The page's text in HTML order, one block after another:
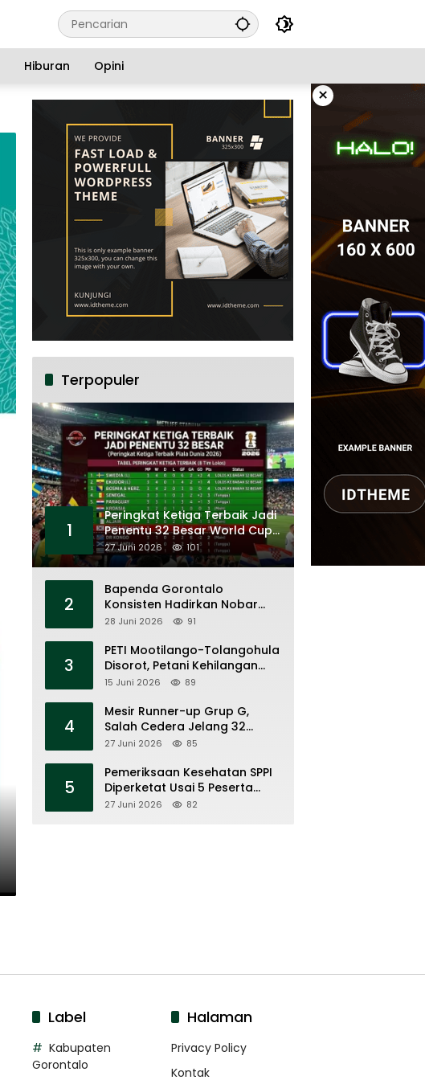
Hiburan Opini
×
Terpopuler
1
Peringkat Ketiga Terbaik Jadi
Penentu 32 Besar World Cup
2026
27 Juni 2026 101
2
Bapenda Gorontalo
Konsisten Hadirkan Nobar
Piala Dunia, Layanan Pajak,
28 Juni 2026 91
3
PETI Mootilango-Tolangohula
Disorot, Petani Kehilangan
Lahan Saat Pemerintah Fokus
15 Juni 2026 89
4
Mesir Runner-up Grup G,
Salah Cedera Jelang 32
Besar
27 Juni 2026 85
5
Pemeriksaan Kesehatan SPPI
Diperketat Usai 5 Peserta
Meninggal
27 Juni 2026 82
Label
Kabupaten
Gorontalo
Halaman
Privacy Policy
Kontak